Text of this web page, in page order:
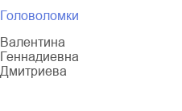
Головоломки
Валентина
Геннадиевна
Дмитриева